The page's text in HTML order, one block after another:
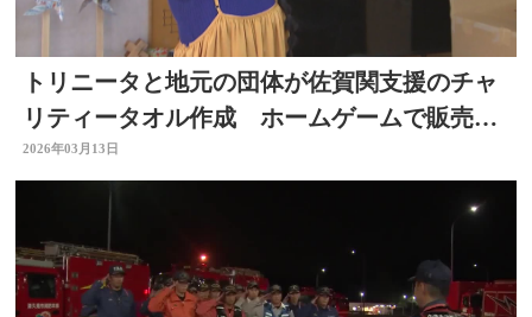
トリニータと地元の団体が佐賀関支援のチャ
リティータオル作成 ホームゲームで販売
大分
2026年03月13日